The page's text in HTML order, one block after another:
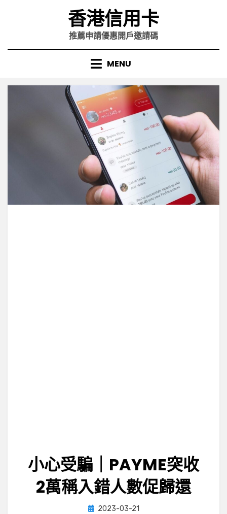
香港信用卡
推薦申請優惠開戶邀請碼
MENU
小心受騙｜PAYME突收
2萬稱入錯人數促歸還
by小編
Posted
2023-03-21